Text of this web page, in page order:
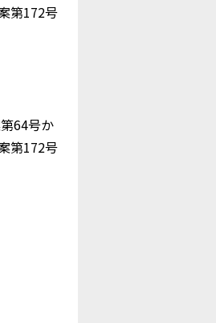
第172号
64号か
第172号